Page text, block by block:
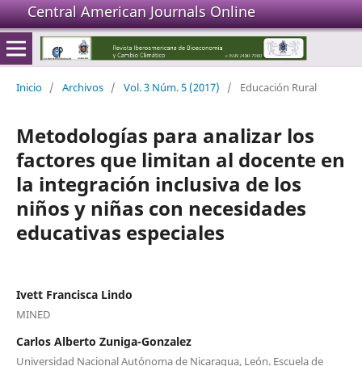
Central American Journals Online
Inicio / Archivos / Vol. 3 Núm. 5 (2017) / Educación Rural
Metodologías para analizar los
factores que limitan al docente en
la integración inclusiva de los
niños y niñas con necesidades
educativas especiales
Ivett Francisca Lindo
MINED
Carlos Alberto Zuniga-Gonzalez
Universidad Nacional Autónoma de Nicaragua, León. Escuela de